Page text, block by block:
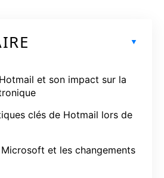
et son impact sur la
clés de Hotmail lors de
Microsoft et les changements